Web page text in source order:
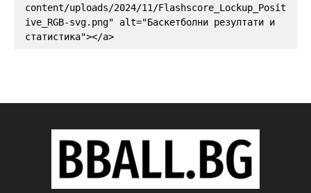
content/uploads/2024/11/Flashscore_Lockup_Posit
ive_RGB-svg.png" alt="Баскетболни резултати и
статистика"></a>